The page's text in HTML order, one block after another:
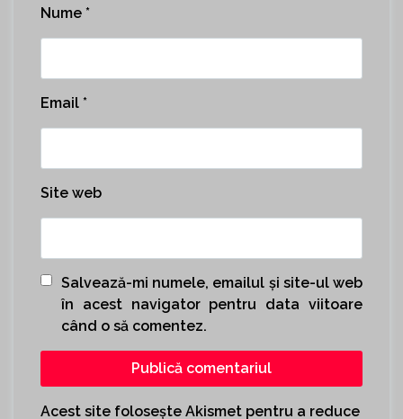
Nume *
Email *
Site web
Salvează-mi numele, emailul și site-ul web
în acest navigator pentru data viitoare
când o să comentez.
Acest site folosește Akismet pentru a reduce